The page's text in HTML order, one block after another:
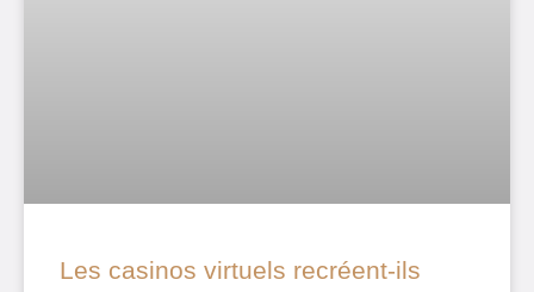
Les casinos virtuels recréent-ils